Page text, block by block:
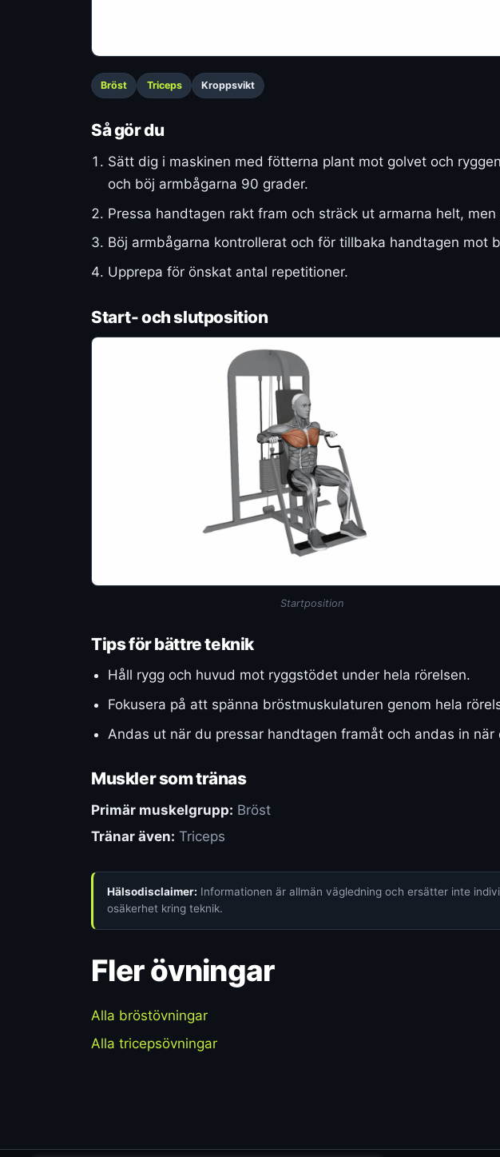
Bröst Triceps Kroppsvikt
Så gör du
Sätt dig i maskinen med fötterna plant mot golvet och
och böj armbågarna 90 grader.
Pressa handtagen rakt fram och sträck ut armarna helt,
Böj armbågarna kontrollerat och för tillbaka handtagen mot
Upprepa för önskat antal repetitioner.
Start- och slutposition
Startposition
Tips för bättre teknik
Håll rygg och huvud mot ryggstödet under hela rörelsen.
Fokusera på att spänna bröstmuskulaturen genom hela
Andas ut när du pressar handtagen framåt och andas in
Muskler som tränas
Primär muskelgrupp: Bröst
Tränar även: Triceps
Hälsodisclaimer: Informationen är allmän vägledning och ersätter inte
osäkerhet kring teknik.
Fler övningar
Alla bröstövningar
Alla tricepsövningar